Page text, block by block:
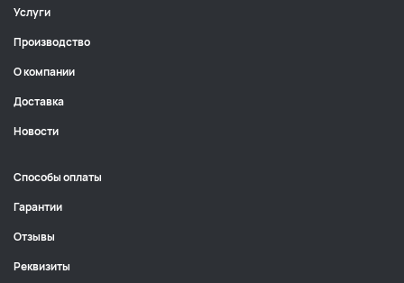
Услуги
Производство
О компании
Доставка
Новости
Способы оплаты
Гарантии
Отзывы
Реквизиты